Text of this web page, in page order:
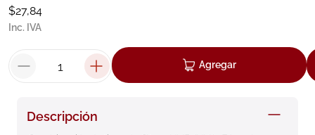
$27,84
Inc. IVA
Agregar
Descripción
3.
cerave
7. isdin